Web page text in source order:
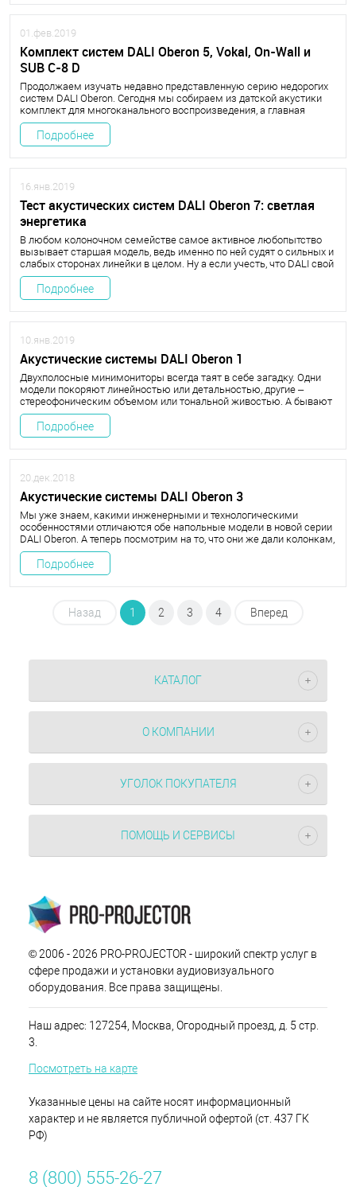
01.фев.2019
Комплект систем DALI Oberon 5, Vokal, On-Wall и
SUB C-8 D
Продолжаем изучать недавно представленную серию недорогих
систем DALI Oberon. Сегодня мы собираем из датской акустики
комплект для многоканального воспроизведения, а главная
интрига заключается в том, насколько хорошо проявят в ней себя
новейшие настенные модели весьма необычной конструкции. Да
поможет им сабвуфер!
Подробнее
16.янв.2019
Тест акустических систем DALI Oberon 7: светлая
энергетика
В любом колоночном семействе самое активное любопытство
вызывает старшая модель, ведь именно по ней судят о сильных и
слабых сторонах линейки в целом. Ну а если учесть, что DALI свой
каталог по пустякам не меняет, станет понятно, почему
тестирования флагманских башен Oberon 7 я ждал с особенным
интересом.
Подробнее
10.янв.2019
Акустические системы DALI Oberon 1
Двухполосные минимониторы всегда таят в себе загадку. Одни
модели покоряют линейностью или детальностью, другие –
стереофоническим объемом или тональной живостью. А бывают
такие малыши-крепыши, что обескураживают мощной динамикой
и басом. Теперь угадайте, чем нас к себе расположили эти
новенькие датские колоночки?
Подробнее
20.дек.2018
Акустические системы DALI Oberon 3
Мы уже знаем, какими инженерными и технологическими
особенностями отличаются обе напольные модели в новой серии
DALI Oberon. А теперь посмотрим на то, что они же дали колонкам,
которые выполнены в форм-факторе двухполосных мониторов.
Сегодня место на стойках займут самые солидные
представители.
Подробнее
Назад 1 2 3 4 Вперед
КАТАЛОГ
О КОМПАНИИ
УГОЛОК ПОКУПАТЕЛЯ
ПОМОЩЬ И СЕРВИСЫ
© 2006 - 2026 PRO-PROJECTOR - широкий спектр услуг в
сфере продажи и установки аудиовизуального
оборудования. Все права защищены.
Наш адрес: 127254, Москва, Огородный проезд, д. 5 стр.
3.
Посмотреть на карте
Указанные цены на сайте носят информационный
характер и не является публичной офертой (ст. 437 ГК
РФ)
8 (800) 555-26-27